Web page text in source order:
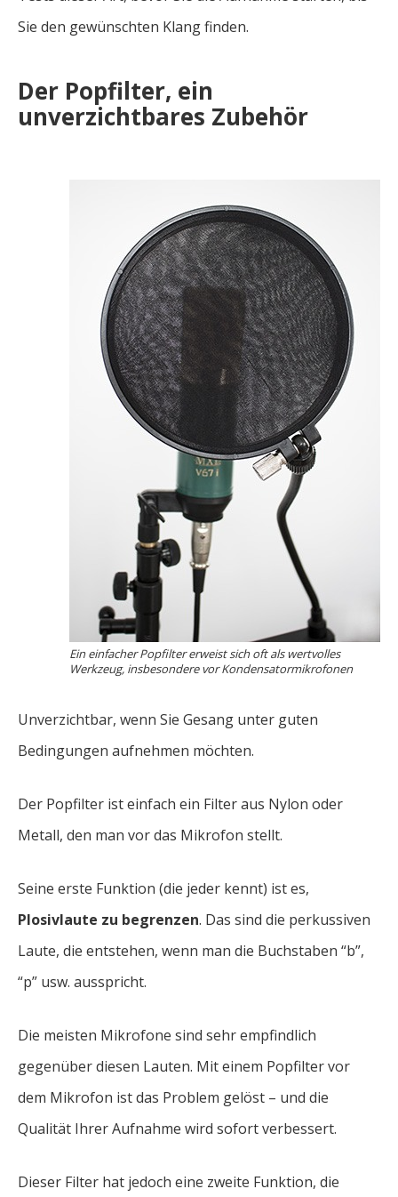
Sie den gewünschten Klang finden.
Der Popfilter, ein
unverzichtbares Zubehör
Ein einfacher Popfilter erweist sich oft als wertvolles
Werkzeug, insbesondere vor Kondensatormikrofonen
Unverzichtbar, wenn Sie Gesang unter guten
Bedingungen aufnehmen möchten.
Der Popfilter ist einfach ein Filter aus Nylon oder
Metall, den man vor das Mikrofon stellt.
Seine erste Funktion (die jeder kennt) ist es,
Plosivlaute zu begrenzen. Das sind die perkussiven
Laute, die entstehen, wenn man die Buchstaben “b”,
“p” usw. ausspricht.
Die meisten Mikrofone sind sehr empfindlich
gegenüber diesen Lauten. Mit einem Popfilter vor
dem Mikrofon ist das Problem gelöst – und die
Qualität Ihrer Aufnahme wird sofort verbessert.
Dieser Filter hat jedoch eine zweite Funktion, die